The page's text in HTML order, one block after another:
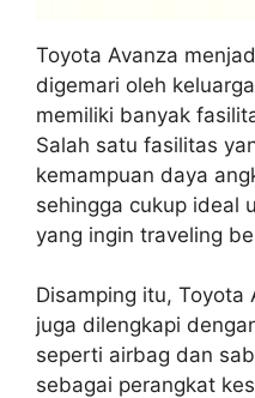
Toyota Avanza
digemari oleh
memiliki banyak
Salah satu fasilitas
kemampuan daya
sehingga cukup ideal
yang ingin traveling
Disamping itu, Toyota
juga dilengkapi
seperti airbag dan
sebagai perangkat